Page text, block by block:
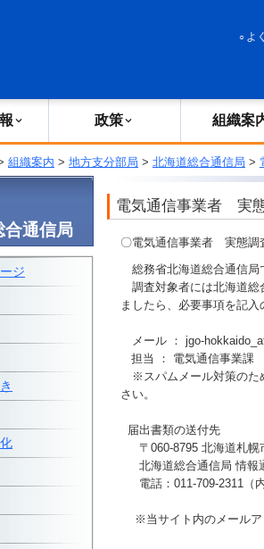
よ
政策 組織案
組織案内 > 地方支分部局 > 北海道総合通信局 >
電気通信事業者 実
〇電気通信事業者 実態
総務省北海道総合通信局
調査対象者には北海道総
ましたら、必要事項を記入
メール ： jgo-
担当 ： 電気通信事業課
※スパムメール対策のた
さい。
届出書類の送付先
〒060-8795 北海道札幌
北海道総合通信局 情報
電話：011-709-2311（内
※当サイト内のメールア
合通信局
ジ